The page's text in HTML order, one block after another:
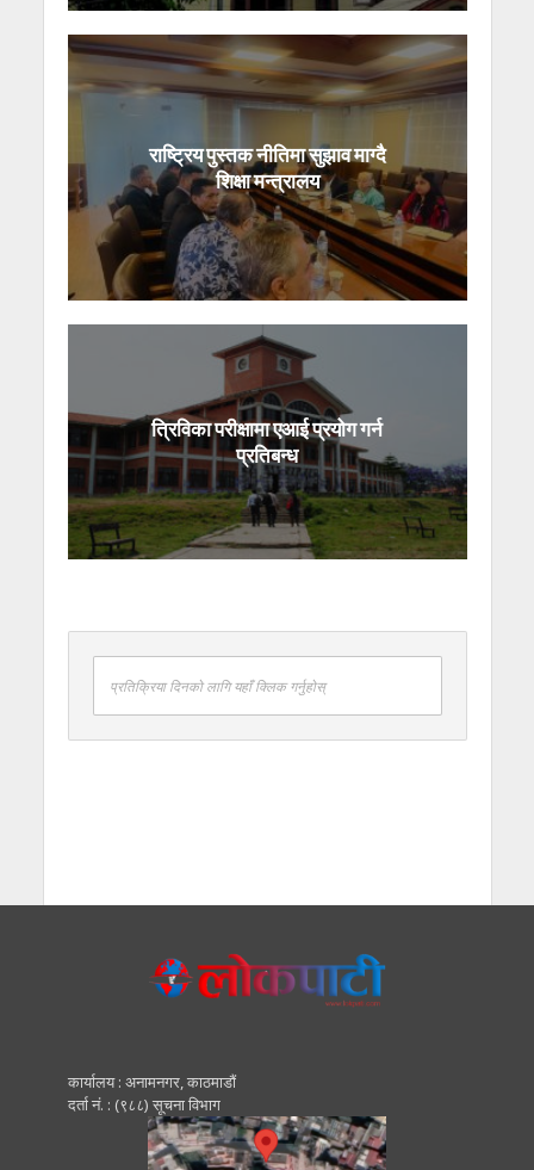
राष्ट्रिय पुस्तक नीतिमा सुझाव माग्दै
शिक्षा मन्त्रालय
त्रिविका परीक्षामा एआई प्रयोग गर्न
प्रतिबन्ध
प्रतिक्रिया दिनको लागि यहाँ क्लिक गर्नुहोस्
कार्यालय : अनामनगर, काठमाडाैं
दर्ता नं. : (९८८) सूचना विभाग